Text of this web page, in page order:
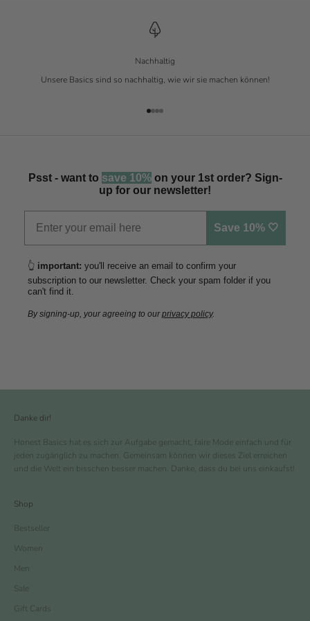
Nachhaltig
Unsere Basics sind so nachhaltig, wie wir sie machen können!
Gehe zu Element 1
Gehe zu Element 2
Gehe zu Element 3
Gehe zu Element 4
Psst - want to save 10%on your 1st order? Sign-
up for our newsletter!
Save 10% 🤍
👆 important: you'll receive an email to confirm your
subscription to our newsletter. Check your spam folder if you
can't find it.
By signing-up, your agreeing to ourprivacy policy.
Danke dir!
Honest Basics hat es sich zur Aufgabe gemacht, faire Mode einfach und für
jeden zugänglich zu machen. Gemeinsam können wir dieses Ziel erreichen
und die Welt ein bisschen besser machen. Danke, dass du bei uns einkaufst!
Shop
Bestseller
Women
Men
Sale
Gift Cards